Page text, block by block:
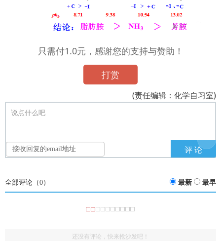
只需付1.0元，感谢您的支持与赞助！
打赏
(责任编辑：化学自习室)
说点什么吧
全部评论（0） 最新 最早
还没有评论，快来抢沙发吧！